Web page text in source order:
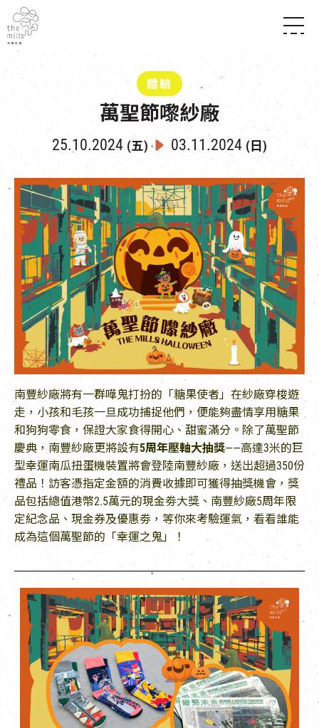
餐飲
所有活動
展覽
導賞團
體驗
活化與保育
走進南豐紗廠
CHAT六廠
南豐作坊
其他體驗
到訪我們
開放時間及位置
穿梭巴士服務
停車場
NF TOUCH
EN| 簡
體驗
萬聖節嚟紗廠
25.10.2024 (五) 03.11.2024 (日)
南豐紗廠將有一群嘩鬼打扮的「糖果使者」在紗廠穿梭遊
走，小孩和毛孩一旦成功捕捉他們，便能夠盡情享用糖果
和狗狗零食，保證大家食得開心、甜蜜滿分。除了萬聖節
慶典，南豐紗廠更將設有5周年壓軸大抽獎——高達3米的巨
型幸運南瓜扭蛋機裝置將會登陸南豐紗廠，送出超過350份
禮品！訪客憑指定金額的消費收據即可獲得抽獎機會，獎
品包括總值港幣2.5萬元的現金劵大獎、南豐紗廠5周年限
定紀念品、現金券及優惠劵，等你來考驗運氣，看看誰能
成為這個萬聖節的「幸運之鬼」！